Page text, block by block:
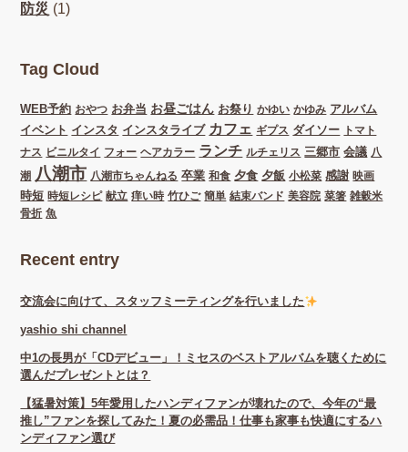
防災 (1)
Tag Cloud
WEB予約 おやつ お弁当 お昼ごはん お祭り かゆい かゆみ アルバム
イベント インスタ インスタライブ カフェ ギプス ダイソー
トマト
ナス
ビニルタイ フォー ヘアカラー ランチ ルチェリス 三郷市 会議 八
潮 八潮市 八潮市ちゃんねる 卒業 和食 夕食 夕飯 小松菜 感謝 映画
時短 時短レシピ 献立 痒い時 竹ひご 簡単 結束バンド 美容院 菜箸 雑穀米
骨折 魚
Recent entry
交流会に向けて、スタッフミーティングを行いました
yashio shi channel
中1の長男が「CDデビュー」！ミセスのベストアルバムを聴くために
選んだプレゼントとは？
【猛暑対策】5年愛用したハンディファンが壊れたので、今年の“最
推し”ファンを探してみた！夏の必需品！仕事も家事も快適にするハ
ンディファン選び